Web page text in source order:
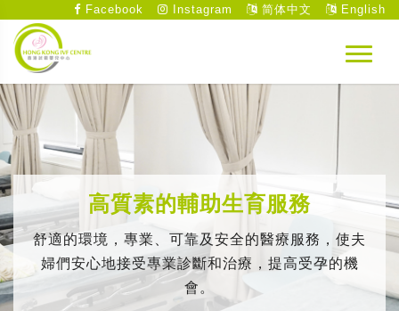
Facebook Instagram 简体中文 English
高質素的輔助生育服務
舒適的環境，專業、可靠及安全的醫療服務，使夫
婦們安心地接受專業診斷和治療，提高受孕的機
會。